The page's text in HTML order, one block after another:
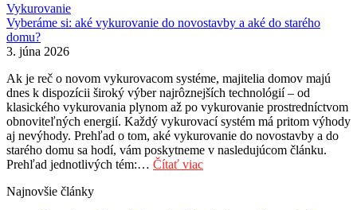
Vykurovanie
Vyberáme si: aké vykurovanie do novostavby a aké do starého
domu?
3. júna 2026
Ak je reč o novom vykurovacom systéme, majitelia domov majú
dnes k dispozícii široký výber najrôznejších technológií – od
klasického vykurovania plynom až po vykurovanie prostredníctvom
obnoviteľných energií. Každý vykurovací systém má pritom výhody
aj nevýhody. Prehľad o tom, aké vykurovanie do novostavby a do
starého domu sa hodí, vám poskytneme v nasledujúcom článku.
Prehľad jednotlivých tém:… Čítať viac
Najnovšie články